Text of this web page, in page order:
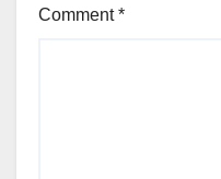
Comment*